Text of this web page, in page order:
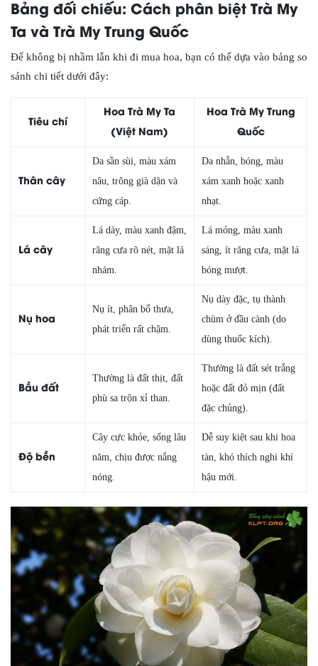
Bảng đối chiếu: Cách phân biệt Trà My
Ta và Trà My Trung Quốc
Để không bị nhầm lẫn khi đi mua hoa, bạn có thể dựa vào bảng so
sánh chi tiết dưới đây:
Tiêu chí
Hoa Trà My Ta
(Việt Nam)
Hoa Trà My Trung
Quốc
Thân cây
Da sần sùi, màu xám
nâu, trông già dặn và
cứng cáp.
Da nhẵn, bóng, màu
xám xanh hoặc xanh
nhạt.
Lá cây
Lá dày, màu xanh đậm,
răng cưa rõ nét, mặt lá
nhám.
Lá mỏng, màu xanh
sáng, ít răng cưa, mặt lá
bóng mượt.
Nụ hoa
Nụ ít, phân bổ thưa,
phát triển rất chậm.
Nụ dày đặc, tụ thành
chùm ở đầu cành (do
dùng thuốc kích).
Bầu đất
Thường là đất thịt, đất
phù sa trộn xỉ than.
Thường là đất sét trắng
hoặc đất đỏ mịn (đất
đặc chủng).
Độ bền
Cây cực khỏe, sống lâu
năm, chịu được nắng
nóng.
Dễ suy kiệt sau khi hoa
tàn, khó thích nghi khí
hậu mới.